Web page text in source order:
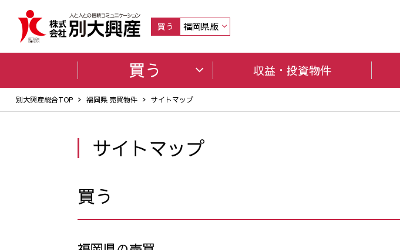
買う 福岡県版
買う 収益・投資物件
別大興産総合TOP 福岡県 売買物件 サイトマップ
サイトマップ
買う